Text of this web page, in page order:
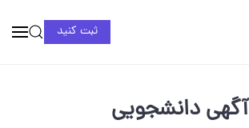
ثبت کنید
آگهی دانشجویی